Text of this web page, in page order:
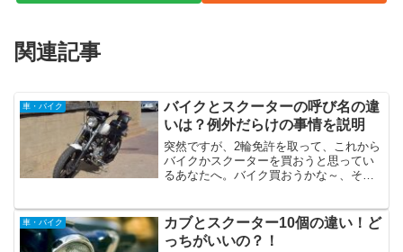
関連記事
車・バイク
バイクとスクーターの呼び名の違
いは？例外だらけの事情を説明
突然ですが、2輪免許を取って、これから
バイクかスクーターを買おうと思ってい
るあなたへ。バイク買おうかな～、それ
んか♪私は経験あります。特に、原付免許
を初めて取得して、最...
車・バイク
カブとスクーター10個の違い！ど
っちがいいの？！